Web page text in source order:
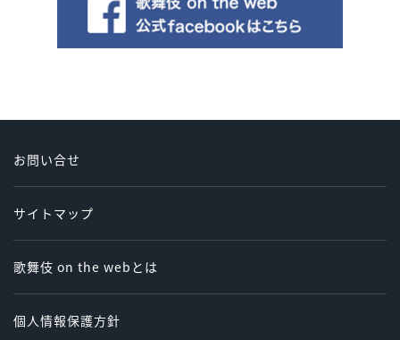
お問い合せ
サイトマップ
歌舞伎 on the webとは
個人情報保護方針